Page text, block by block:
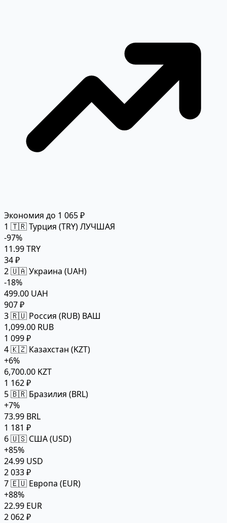
Экономия до 1 065 ₽
1 🇹🇷 Турция (TRY)ЛУЧШАЯ
-97%
11.99 TRY
34 ₽
2🇺🇦 Украина (UAH)
-18%
499.00 UAH
907 ₽
3🇷🇺 Россия (RUB) ВАШ
1,099.00 RUB
1 099 ₽
4🇰🇿 Казахстан (KZT)
+6%
6,700.00 KZT
1 162 ₽
5🇧🇷 Бразилия (BRL)
+7%
73.99 BRL
1 181 ₽
6🇺🇸 США (USD)
+85%
24.99 USD
2 033 ₽
7🇪🇺 Европа (EUR)
+88%
22.99 EUR
2 062 ₽